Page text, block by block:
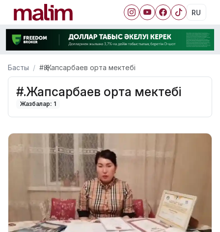
RU
Басты #Қ.Жапсарбаев орта мектебі
#Қ.Жапсарбаев орта мектебі
Жазбалар: 1